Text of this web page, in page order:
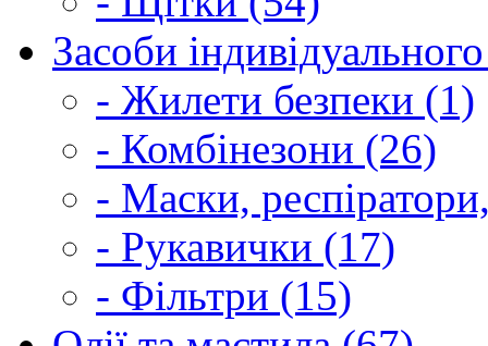
Засоби
- Жилети безпеки (1)
- Комбінезони (26)
- Маски,
- Рукавички (17)
- Фільтри (15)